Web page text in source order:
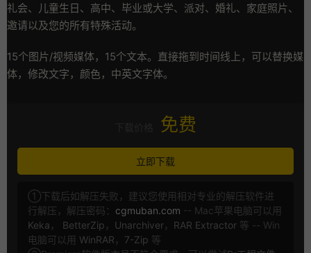
礼会、儿童生日、高中、毕业或大学、派对、婚礼、家庭照片、
邀请以及您的所有特殊活动。
15个图片/视频媒体，15个文本。直接拖到时间线上，可以替换媒
体，修改文字，颜色，中英文字体。
免费
立即下载
①下载后如解压失败，建议您使用相对专业的解压软件进
行解压，解压密码： cgmuban.com -- Mac苹果电脑可以用
Keka ， BetterZip ， Unarchiver， RAR Extractor 等 -- Win
电脑可以用 WinRAR ， 7-Zip 等